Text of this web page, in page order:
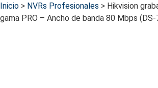
Inicio > NVRs Profesionales > Hikvision
gama PRO – Ancho de banda 80 Mbps